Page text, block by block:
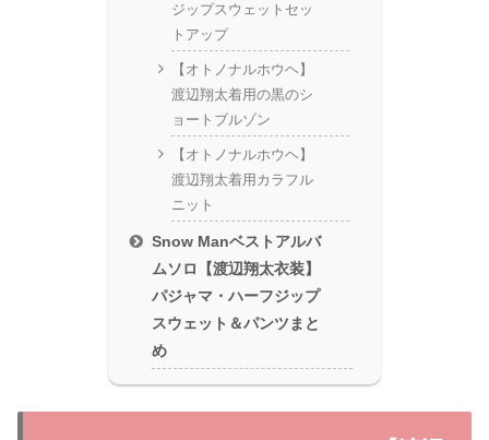
ジップスウェットセッ
トアップ
【オトノナルホウヘ】
渡辺翔太着用の黒のシ
ョートブルゾン
【オトノナルホウヘ】
渡辺翔太着用カラフル
ニット
Snow Manベストアルバ
ムソロ【渡辺翔太衣装】
パジャマ・ハーフジップ
スウェット＆パンツまと
め